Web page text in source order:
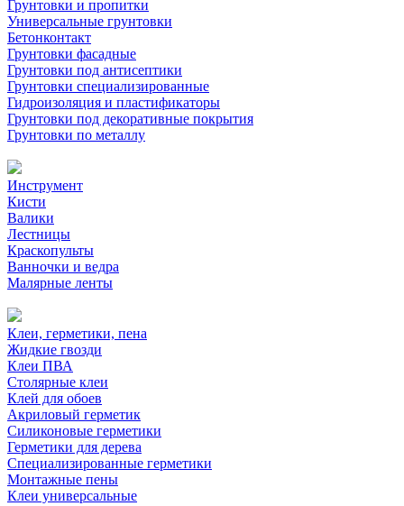
Грунтовки и пропитки
Универсальные грунтовки
Бетонконтакт
Грунтовки фасадные
Грунтовки под антисептики
Грунтовки специализированные
Гидроизоляция и пластификаторы
Грунтовки под декоративные покрытия
Грунтовки по металлу
Инструмент
Кисти
Валики
Лестницы
Краскопульты
Ванночки и ведра
Малярные ленты
Клеи, герметики, пена
Жидкие гвозди
Клеи ПВА
Столярные клеи
Клей для обоев
Акриловый герметик
Силиконовые герметики
Герметики для дерева
Специализированные герметики
Монтажные пены
Клеи универсальные